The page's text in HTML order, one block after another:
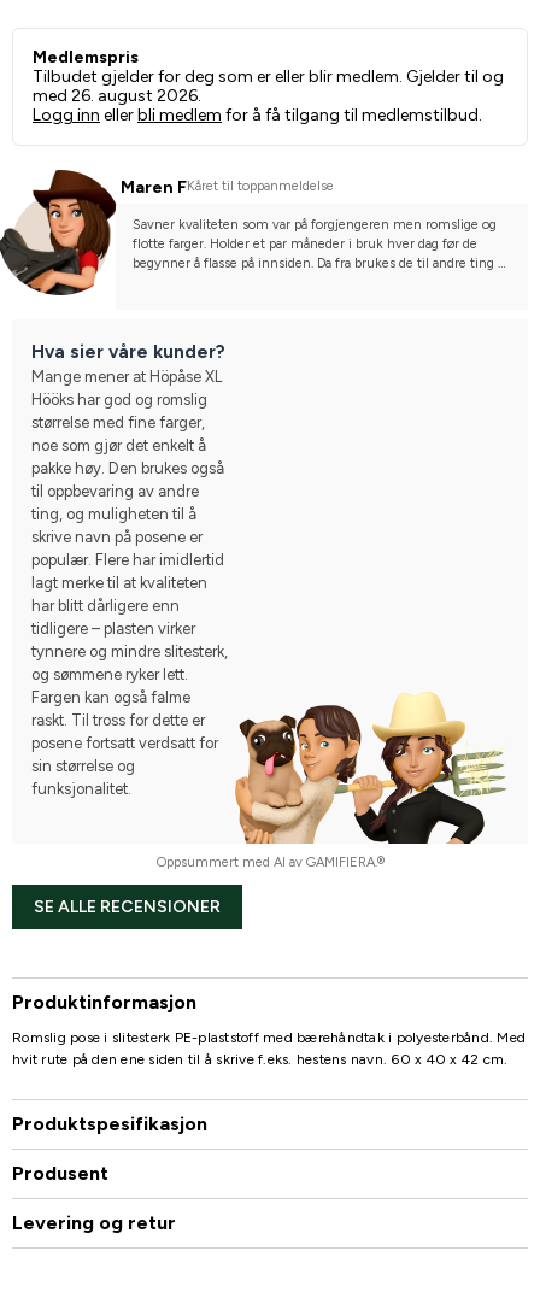
Medlemspris
Tilbudet gjelder for deg som er eller blir medlem. Gjelder til og
med 26. august 2026.
Logg inn ellerbli medlem for å få tilgang til medlemstilbud.
Maren FKåret til toppanmeldelse
Savner kvaliteten som var på forgjengeren men romslige og
flotte farger. Holder et par måneder i bruk hver dag før de
begynner å flasse på innsiden. Da fra brukes de til andre ting
Hva sier våre kunder?
Mange mener at Höpåse XL
Hööks har god og romslig
størrelse med fine farger,
noe som gjør det enkelt å
pakke høy. Den brukes også
til oppbevaring av andre
ting, og muligheten til å
skrive navn på posene er
populær. Flere har imidlertid
lagt merke til at kvaliteten
har blitt dårligere enn
tidligere – plasten virker
tynnere og mindre slitesterk,
og sømmene ryker lett.
Fargen kan også falme
raskt. Til tross for dette er
posene fortsatt verdsatt for
sin størrelse og
funksjonalitet.
Oppsummert med AI av GAMIFIERA.®
SE ALLE RECENSIONER
Produktinformasjon
Romslig pose i slitesterk PE-plaststoff med bærehåndtak i polyesterbånd. Med
hvit rute på den ene siden til å skrive f.eks. hestens navn. 60 x 40 x 42 cm.
Produktspesifikasjon
Produsent
Levering og retur